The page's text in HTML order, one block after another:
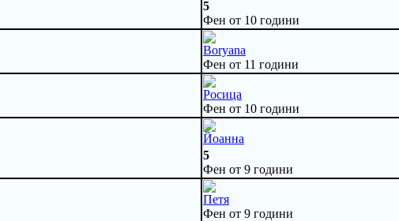
5
Фен от 10 години
Boryana
Фен от 11 години
Росица
Фен от 10 години
Йоанна
5
Фен от 9 години
Петя
Фен от 9 години